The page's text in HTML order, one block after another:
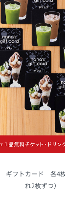
ギフトカード 各4
れ2枚ずつ）